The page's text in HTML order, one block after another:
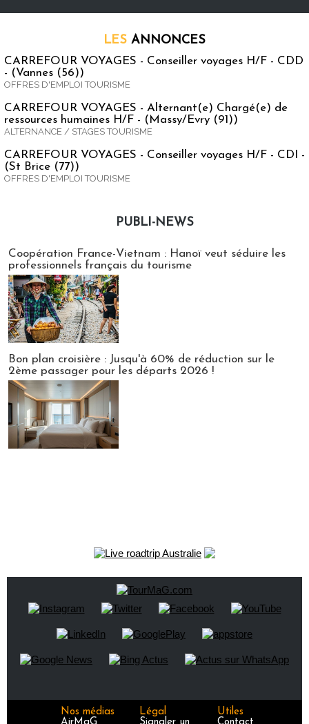
LES ANNONCES
CARREFOUR VOYAGES - Conseiller voyages H/F - CDD
- (Vannes (56))
OFFRES D'EMPLOI TOURISME
CARREFOUR VOYAGES - Alternant(e) Chargé(e) de
ressources humaines H/F - (Massy/Evry (91))
ALTERNANCE / STAGES TOURISME
CARREFOUR VOYAGES - Conseiller voyages H/F - CDI -
(St Brice (77))
OFFRES D'EMPLOI TOURISME
PUBLI-NEWS
Coopération France-Vietnam : Hanoï veut séduire les
professionnels français du tourisme
Bon plan croisière : Jusqu'à 60% de réduction sur le
2ème passager pour les départs 2026 !
Nos médias
Légal
Utiles